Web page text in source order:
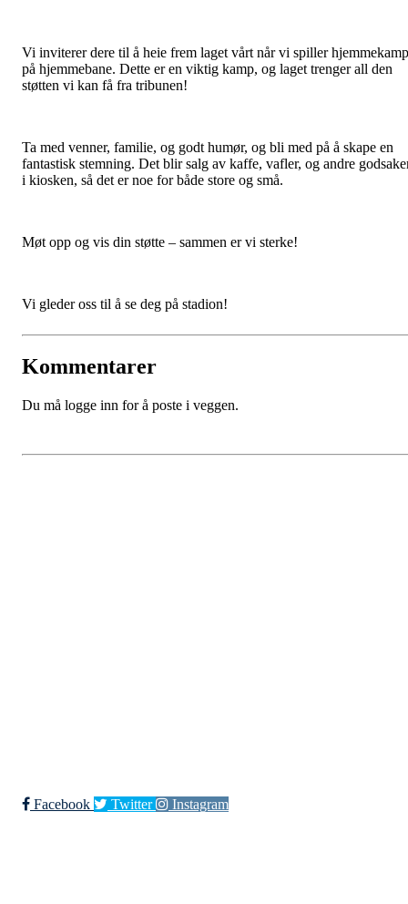
Vi inviterer dere til å heie frem laget vårt når vi spiller hjemmekamp
på hjemmebane. Dette er en viktig kamp, og laget trenger all den
støtten vi kan få fra tribunen!
Ta med venner, familie, og godt humør, og bli med på å skape en
fantastisk stemning. Det blir salg av kaffe, vafler, og andre
i kiosken, så det er noe for både store og små.
Møt opp og vis din støtte – sammen er vi sterke!
Vi gleder oss til å se deg på stadion!
Kommentarer
Du må logge inn for å poste i veggen.
Facebook Twitter Instagram